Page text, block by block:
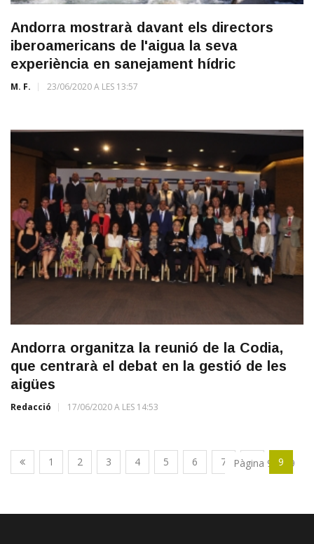
Andorra mostrarà davant els directors
iberoamericans de l'aigua la seva
experiència en sanejament hídric
M. F. 23/06/2020 A LES 13:57
Andorra organitza la reunió de la Codia,
que centrarà el debat en la gestió de les
aigües
Redacció 17/06/2020 A LES 14:53
1 2 3 4 5 6 7 8 9
Pàgina 9 de 9